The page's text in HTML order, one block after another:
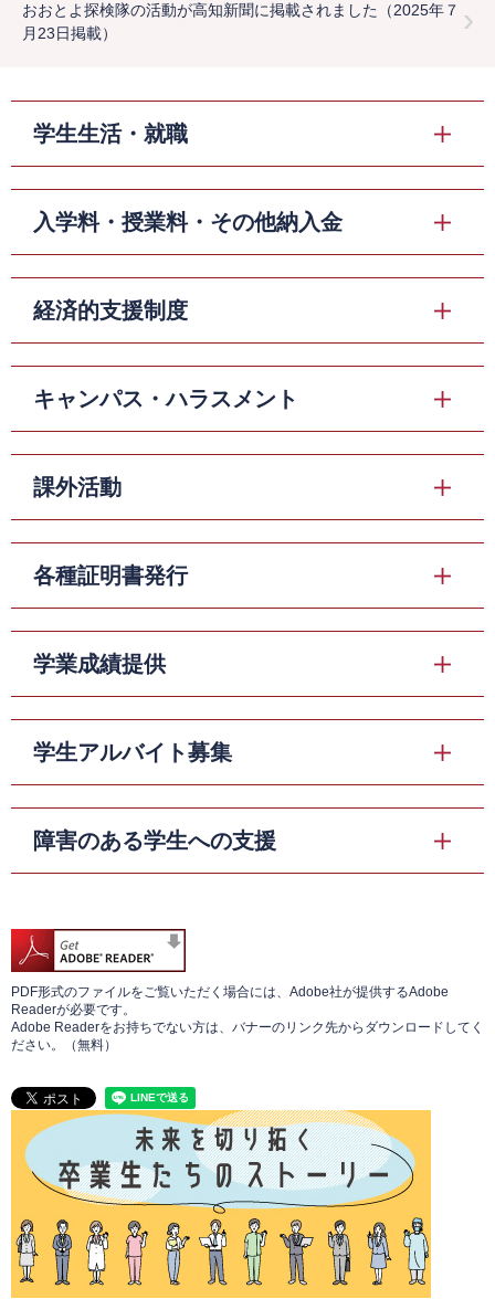
おおとよ探検隊の活動が高知新聞に掲載されました（2025年７
月23日掲載）
学生生活・就職
入学料・授業料・その他納入金
経済的支援制度
キャンパス・ハラスメント
課外活動
各種証明書発行
学業成績提供
学生アルバイト募集
障害のある学生への支援
PDF形式のファイルをご覧いただく場合には、Adobe社が提供するAdobe
Readerが必要です。
Adobe Readerをお持ちでない方は、バナーのリンク先からダウンロードしてく
ださい。（無料）